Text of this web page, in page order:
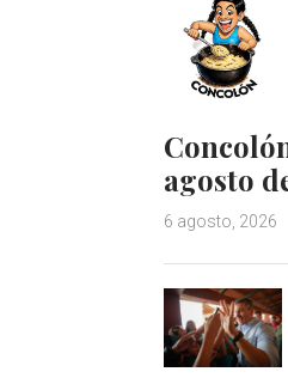
agosto
6 agosto, 2026